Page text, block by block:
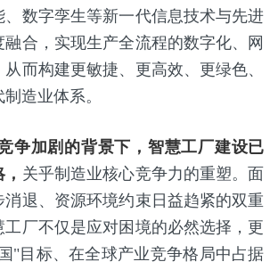
、数字孪生等新一代信息技术与先进
合，实现生产全流程的数字化、网
而构建更敏捷、更高效、更绿色、
造业体系。
争加剧的背景下，智慧工厂建设已
关乎制造业核心竞争力的重塑。面
消退、资源环境约束日益趋紧的双重
工厂不仅是应对困境的必然选择，更
"目标、在全球产业竞争格局中占据